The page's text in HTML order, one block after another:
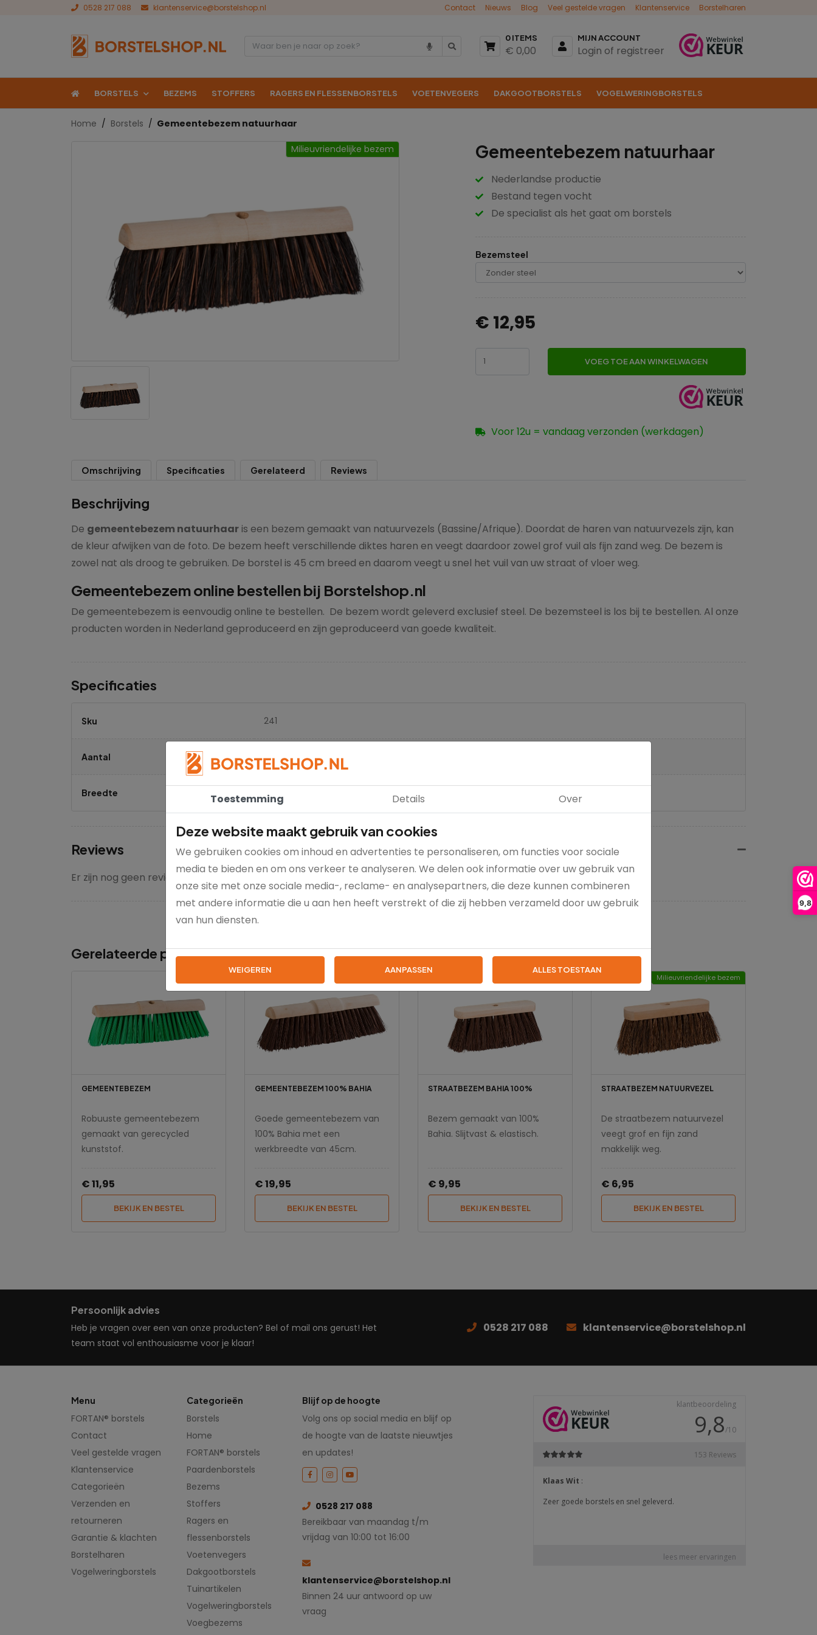
9,8
0528 217 088 klantenservice@borstelshop.nl Contact Nieuws Blog Veel gestelde vragen Klantenservice Borstelharen
0 ITEMS
€ 0,00
MIJN ACCOUNT
Login of registreer
BORSTELS BEZEMS STOFFERS RAGERS EN FLESSENBORSTELS VOETENVEGERS DAKGOOTBORSTELS VOGELWERINGBORSTELS
Home Borstels Gemeentebezem natuurhaar
Gemeentebezem natuurhaar
Nederlandse productie
Bestand tegen vocht
De specialist als het gaat om borstels
Bezemsteel
€ 12,95
VOEG TOE AAN WINKELWAGEN
Voor 12u = vandaag verzonden (werkdagen)
Milieuvriendelijke bezem
Omschrijving Specificaties Gerelateerd Reviews
Beschrijving
De gemeentebezem natuurhaar is een bezem gemaakt van natuurvezels (Bassine/Afrique). Doordat de haren van natuurvezels zijn, kan
de kleur afwijken van de foto. De bezem heeft verschillende diktes haren en veegt daardoor zowel grof vuil als fijn zand weg. De bezem is
zowel nat als droog te gebruiken. De borstel is 45 cm breed en daarom veegt u snel het vuil van uw straat of vloer weg.
Gemeentebezem online bestellen bij Borstelshop.nl
De gemeentebezem is eenvoudig online te bestellen. De bezem wordt geleverd exclusief steel. De bezemsteel is los bij te bestellen. Al onze
producten worden in Nederland geproduceerd en zijn geproduceerd van goede kwaliteit.
Specificaties
Sku 241
Aantal 1 stuk
Breedte 45 cm
Reviews
Er zijn nog geen reviews voor dit product
Gerelateerde producten
GEMEENTEBEZEM
Robuuste gemeentebezem
gemaakt van gerecycled
kunststof.
€ 11,95
BEKIJK EN BESTEL
GEMEENTEBEZEM 100% BAHIA
Goede gemeentebezem van
100% Bahia met een
werkbreedte van 45cm.
€ 19,95
BEKIJK EN BESTEL
STRAATBEZEM BAHIA 100%
Bezem gemaakt van 100%
Bahia. Slijtvast & elastisch.
€ 9,95
BEKIJK EN BESTEL
Milieuvriendelijke bezem
STRAATBEZEM NATUURVEZEL
De straatbezem natuurvezel
veegt grof en fijn zand
makkelijk weg.
€ 6,95
BEKIJK EN BESTEL
Persoonlijk advies
Heb je vragen over een van onze producten? Bel of mail ons gerust! Het
team staat vol enthousiasme voor je klaar!
0528 217 088 klantenservice@borstelshop.nl
Menu
FORTAN® borstels
Contact
Veel gestelde vragen
Klantenservice
Categorieën
Verzenden en
retourneren
Garantie & klachten
Borstelharen
Vogelweringborstels
Categorieën
Borstels
Home
FORTAN® borstels
Paardenborstels
Bezems
Stoffers
Ragers en
flessenborstels
Voetenvegers
Dakgootborstels
Tuinartikelen
Vogelweringborstels
Voegbezems
Blijf op de hoogte
Volg ons op social media en blijf op
de hoogte van de laatste nieuwtjes
en updates!
0528 217 088
Bereikbaar van maandag t/m
vrijdag van 10:00 tot 16:00
klantenservice@borstelshop.nl
Binnen 24 uur antwoord op uw
vraag
Toestemming Details Over
Deze website maakt gebruik van cookies
We gebruiken cookies om inhoud en advertenties te personaliseren, om functies voor sociale
media te bieden en om ons verkeer te analyseren. We delen ook informatie over uw gebruik van
onze site met onze sociale media-, reclame- en analysepartners, die deze kunnen combineren
met andere informatie die u aan hen heeft verstrekt of die zij hebben verzameld door uw gebruik
van hun diensten.
WEIGEREN AANPASSEN ALLES TOESTAAN